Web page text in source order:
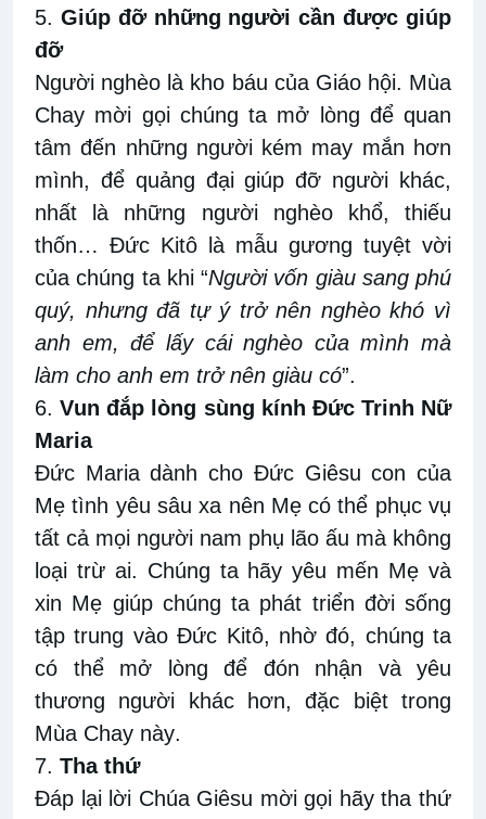
5. Giúp đỡ những người cần được giúp
đỡ
Người nghèo là kho báu của Giáo hội. Mùa
Chay mời gọi chúng ta mở lòng để quan
tâm đến những người kém may mắn hơn
mình, để quảng đại giúp đỡ người khác,
nhất là những người nghèokhổ,thiếu
thốn… Đức Kitô
là mẫu gương tuyệt vời
của chúng ta khi “Người vốn giàu sang phú
quý, nhưng đã tự ý trở nên nghèo khó vì
anh em, để lấy cái nghèo của mình mà
làm cho anh em trở nên giàu có”.
6.Vun đắp lòng sùng kính Đức Trinh Nữ
Maria
Đức Maria dành cho Đức Giêsu con của
Mẹ tình yêu sâu xa nên Mẹ có thể phục vụ
tất cả mọi người nam phụ lão ấu mà không
loại trừ ai. Chúng ta hãy yêu mến Mẹ và
xin Mẹ giúp chúng ta phát triển đời sống
tập trung vào Đức Kitô, nhờ đó, chúng ta
có thể mở lòng để đón nhận và yêu
thương người kháchơn, đặc biệttrong
Mùa Chay này.
7. Thathứ
Đáp lại lời Chúa Giêsu mời gọi hãytha thứ